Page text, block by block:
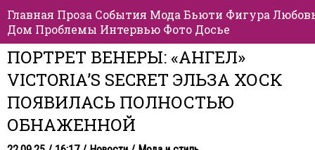
Главная Проза События Мода Бьюти Фигура
Дом Проблемы Интервью Фото Досье
ПОРТРЕТ ВЕНЕРЫ: «АНГЕЛ»
VICTORIA’S SECRET ЭЛЬЗА ХОСК
ПОЯВИЛАСЬ ПОЛНОСТЬЮ
ОБНАЖЕННОЙ